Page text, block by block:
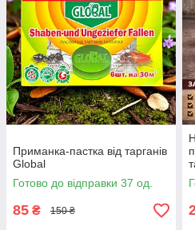
Приманка-пастка від тарганів
Global
Готово до відправки 37 од.
85 ₴ 150 ₴